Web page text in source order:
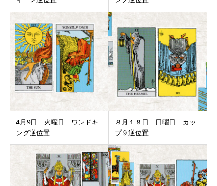
4月9日 火曜日 ワンドキ
ング逆位置
８月１８日 日曜日 カッ
プ９逆位置